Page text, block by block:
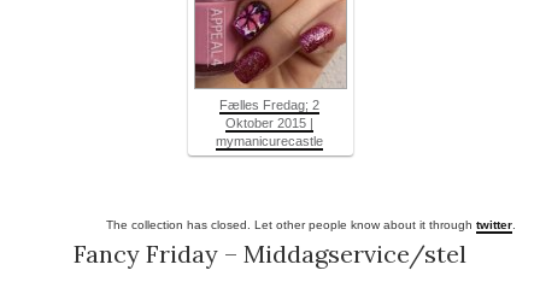
Fælles Fredag; 2
Oktober 2015 |
mymanicurecastle
The collection has closed. Let other people know about it through twitter
Fancy Friday – Middagservice/stel